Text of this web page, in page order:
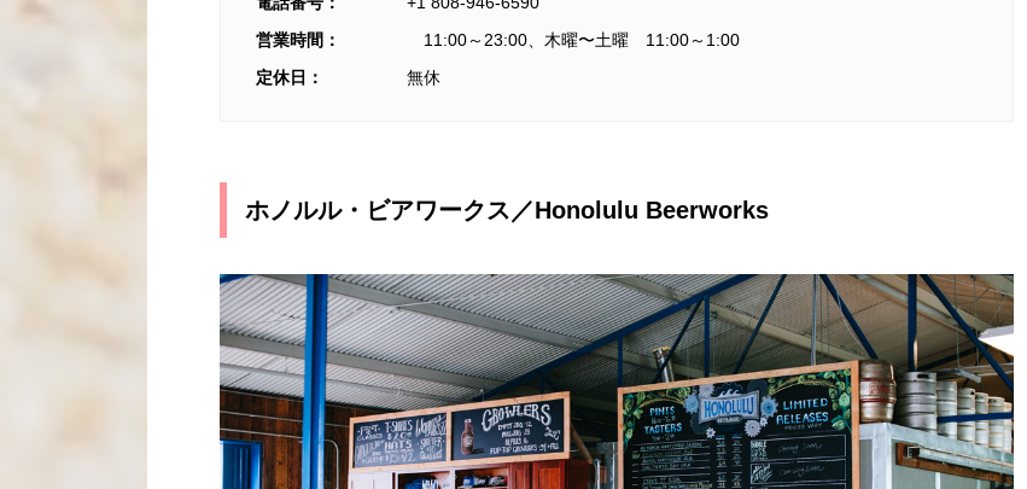
営業時間：
11:00～23:00、木曜〜土曜 11:00～1:00
定休日：
無休
ホノルル・ビアワークス／Honolulu Beerworks